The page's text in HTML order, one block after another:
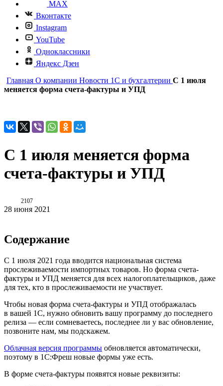
MAX
Вконтакте
Instagram
YouTube
Одноклассники
Яндекс Дзен
Главная О компании Новости 1С и бухгалтерии С 1 июля
меняется форма счета-фактуры и УПД
С 1 июля меняется форма
счета-фактуры и УПД
2107
28 июня 2021
Содержание
С 1 июля 2021 года вводится национальная система
прослеживаемости импортных товаров. Но форма счета-
фактуры и УПД меняется для всех налогоплательщиков, даже
для тех, кто в прослеживаемости не участвует.
Чтобы новая форма счета-фактуры и УПД отображалась
в вашей 1С, нужно обновить вашу программу до последнего
релиза — если сомневаетесь, последнее ли у вас обновление,
позвоните нам, мы подскажем.
Облачная версия программы обновляется автоматически,
поэтому в 1С:Фреш новые формы уже есть.
В форме счета-фактуры появятся новые реквизиты: